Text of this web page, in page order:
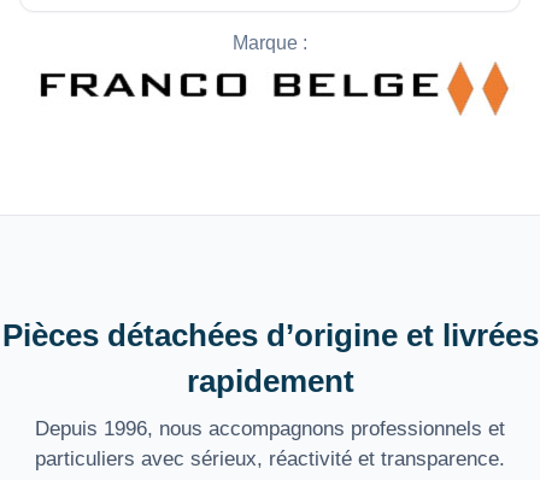
Marque :
Pièces détachées d’origine et livrées
rapidement
Depuis 1996, nous accompagnons professionnels et
particuliers avec sérieux, réactivité et transparence.